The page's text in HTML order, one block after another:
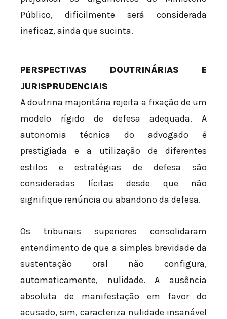
Público, dificilmente será considerada
ineficaz, ainda que sucinta.
PERSPECTIVAS DOUTRINÁRIAS E
JURISPRUDENCIAIS
A doutrina majoritária rejeita a fixação de um
modelo rígido de defesa adequada. A
autonomia técnica do advogado é
prestigiada e a utilização de diferentes
estilos e estratégias de defesa são
consideradas lícitas desde que não
signifique renúncia ou abandono da defesa.
Os tribunais superiores consolidaram
entendimento de que a simples brevidade da
sustentação oral não configura,
automaticamente, nulidade. A ausência
absoluta de manifestação em favor do
acusado, sim, caracteriza nulidade insanável